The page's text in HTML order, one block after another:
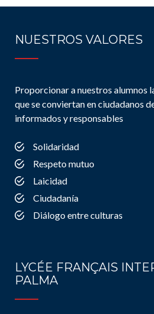
NUESTROS VALORES
Proporcionar a nuestros alumnos
que se conviertan en ciudadanos
informados y responsables
Solidaridad
Respeto mutuo
Laicidad
Ciudadanía
Diálogo entre culturas
LYCÉE FRANÇAIS
PALMA